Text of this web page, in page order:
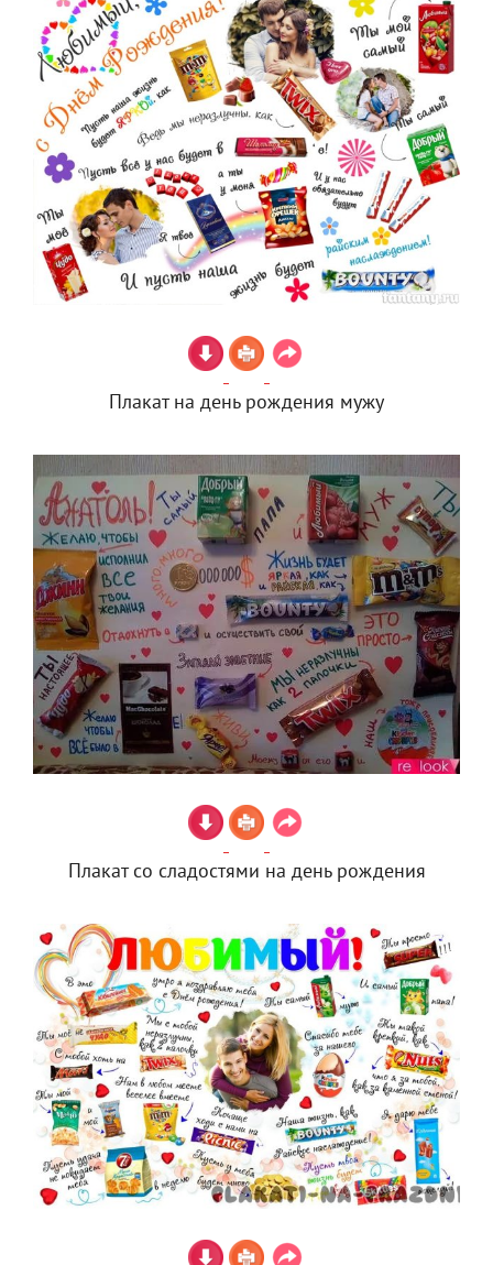
Плакат на день рождения мужу
Плакат со сладостями на день рождения